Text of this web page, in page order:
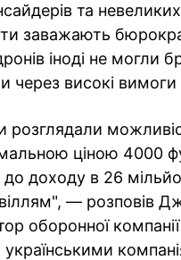
та
заважають
іноді не могли
через високі вимоги
розглядали
ціною 4000
доходу в 26
— розповів
оборонної